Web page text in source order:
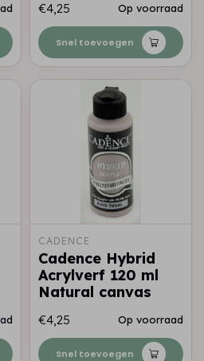
€4,25 Op voorraad
Snel toevoegen
CADENCE
Cadence Hybrid
Acrylverf 120 ml
Natural canvas
€4,25 Op voorraad
Snel toevoegen